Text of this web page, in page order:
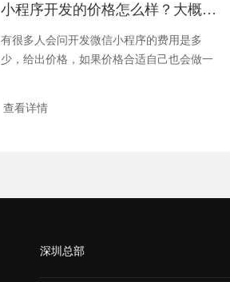
小程序开发的价格怎么样？大概是多少？
有很多人会问开发微信小程序的费用是多
少，给出价格，如果价格合适自己也会做一
查看详情
深圳总部